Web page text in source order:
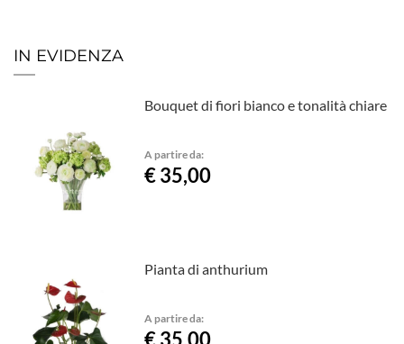
IN EVIDENZA
Bouquet di fiori bianco e tonalità chiare
A partire da:
€ 35,00
Pianta di anthurium
A partire da:
€ 35,00